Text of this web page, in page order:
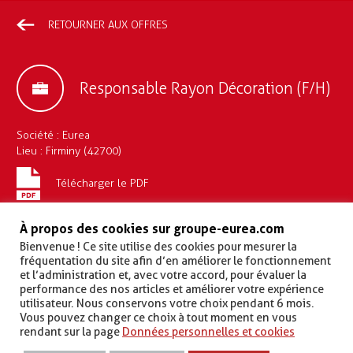
RETOURNER AUX OFFRES
Responsable Rayon Décoration (F/H)
Société : Eurea
Lieu : Firminy (42700)
Télécharger le PDF
Description du poste
Votre rôle :
Accueillir, conseiller et vendreles produits du rayon
décoration auprès de la clientèle du magasin
Développerl’attractivitéde votre rayon en adaptant votre
merchandising et lamise en avantdes offres promotionnelles
À propos des cookies sur groupe-eurea.com
Bienvenue ! Ce site utilise des cookies pour mesurer la
fréquentation du site afin d’en améliorer le fonctionnement
et l’administration et, avec votre accord, pour évaluer la
performance des nos articles et améliorer votre expérience
utilisateur. Nous conservons votre choix pendant 6 mois.
Vous pouvez changer ce choix à tout moment en vous
rendant sur la page Données personnelles et cookies